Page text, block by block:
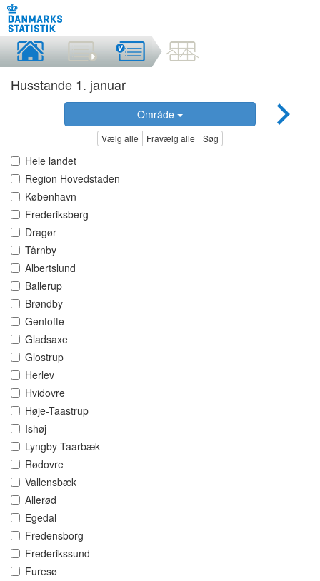
Husstande 1. januar
Område
Vælg alle Fravælg alle Søg
Hele landet
Region Hovedstaden
København
Frederiksberg
Dragør
Tårnby
Albertslund
Ballerup
Brøndby
Gentofte
Gladsaxe
Glostrup
Herlev
Hvidovre
Høje-Taastrup
Ishøj
Lyngby-Taarbæk
Rødovre
Vallensbæk
Allerød
Egedal
Fredensborg
Frederikssund
Furesø